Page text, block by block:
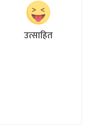
उत्साहित